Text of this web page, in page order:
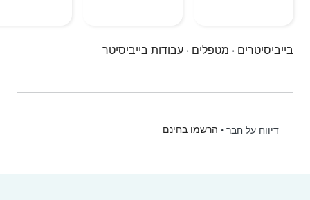
בייביסיטרים · מטפלים · עבודות בייביסיטר
דיווח על חבר • הרשמו בחינם